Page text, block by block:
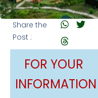
Share the
Post :
FOR YOUR
INFORMATION